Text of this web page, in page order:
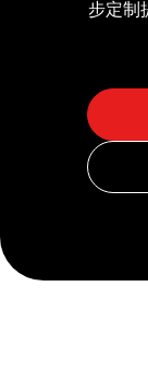
步定制